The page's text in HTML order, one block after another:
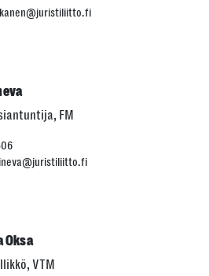
FM
Oksa
VTM